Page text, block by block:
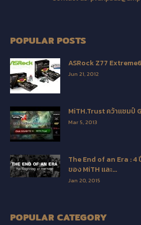
POPULAR POSTS
ASRock Z77
Jun 21, 2012
MiTH.Trust คว้าแชมป์
Mar 5, 2013
The End of an Era :
ของ MiTH และ...
Jan 20, 2015
POPULAR CATEGORY